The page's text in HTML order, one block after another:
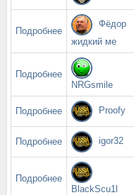
Подробнее
Фёдор
жидкий ме
Подробнее
NRGsmile
Подробнее Proofy
Подробнее igor32
Подробнее
BlackScu1l